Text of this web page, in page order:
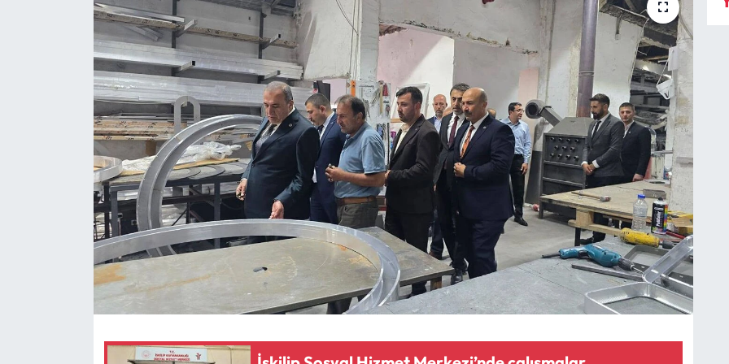
Ekonomi
İskilip Haberleri
Kargı Haberleri
Kimdir?
Kültür Sanat
Laçin Haberleri